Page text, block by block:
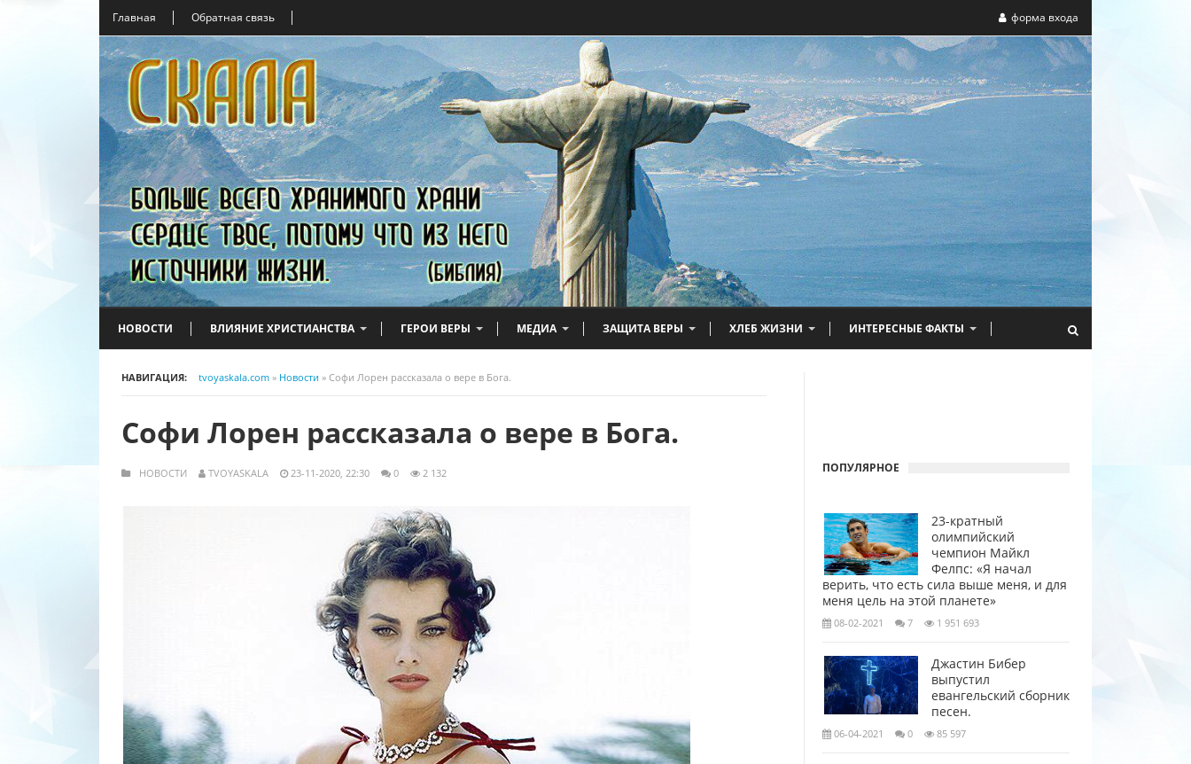
Главная Обратная связь форма входа
НОВОСТИ ВЛИЯНИЕ ХРИСТИАНСТВА ГЕРОИ ВЕРЫ МЕДИА ЗАЩИТА ВЕРЫ ХЛЕБ ЖИЗНИ ИНТЕРЕСНЫЕ ФАКТЫ
НАВИГАЦИЯ: tvoyaskala.com » Новости » Софи Лорен рассказала о вере в Бога.
Софи Лорен рассказала о вере в Бога.
НОВОСТИ TVOYASKALA 23-11-2020, 22:30 0 2 132 ПОПУЛЯРНОЕ
23-кратный
олимпийский
чемпион Майкл
Фелпс: «Я начал
верить, что есть сила выше меня, и для
меня цель на этой планете»
08-02-2021 7 1 951 693
Джастин Бибер
выпустил
евангельский сборник
песен.
06-04-2021 0 85 597